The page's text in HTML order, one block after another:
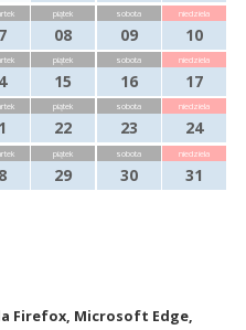
piątek
08
sobota
09
niedziela
10
piątek
15
sobota
16
niedziela
17
piątek
22
sobota
23
niedziela
24
piątek
29
sobota
30
niedziela
31
Firefox, Microsoft Edge,